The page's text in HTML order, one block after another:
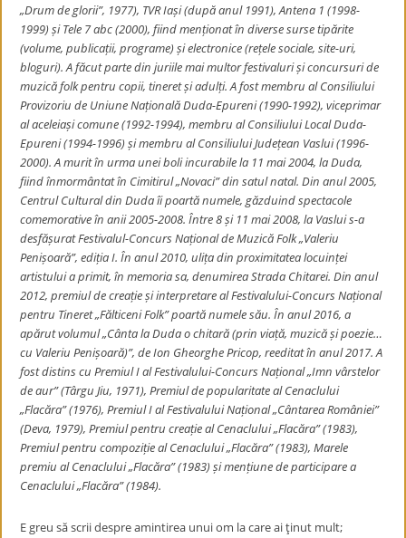
„Drum de glorii”, 1977), TVR Iași (după anul 1991), Antena 1 (1998-
1999) și Tele 7 abc (2000), fiind menționat în diverse surse tipărite
(volume, publicații, programe) și electronice (rețele sociale, site-uri,
bloguri). A făcut parte din juriile mai multor festivaluri și concursuri de
muzică folk pentru copii, tineret și adulți. A fost membru al Consiliului
Provizoriu de Uniune Națională Duda-Epureni (1990-1992), viceprimar
al aceleiași comune (1992-1994), membru al Consiliului Local Duda-
Epureni (1994-1996) și membru al Consiliului Județean Vaslui (1996-
2000). A murit în urma unei boli incurabile la 11 mai 2004, la Duda,
fiind înmormântat în Cimitirul „Novaci” din satul natal. Din anul 2005,
Centrul Cultural din Duda îi poartă numele, găzduind spectacole
comemorative în anii 2005-2008. Între 8 și 11 mai 2008, la Vaslui s-a
desfășurat Festivalul-Concurs Național de Muzică Folk „Valeriu
Penișoară”, ediția I. În anul 2010, ulița din proximitatea locuinței
artistului a primit, în memoria sa, denumirea Strada Chitarei. Din anul
2012, premiul de creație și interpretare al Festivalului-Concurs Național
pentru Tineret „Fălticeni Folk” poartă numele său. În anul 2016, a
apărut volumul „Cânta la Duda o chitară (prin viață, muzică și poezie…
cu Valeriu Penișoară)”, de Ion Gheorghe Pricop, reeditat în anul 2017. A
fost distins cu Premiul I al Festivalului-Concurs Național „Imn vârstelor
de aur” (Târgu Jiu, 1971), Premiul de popularitate al Cenaclului
„Flacăra” (1976), Premiul I al Festivalului Național „Cântarea României”
(Deva, 1979), Premiul pentru creație al Cenaclului „Flacăra” (1983),
Premiul pentru compoziție al Cenaclului „Flacăra” (1983), Marele
premiu al Cenaclului „Flacăra” (1983) și mențiune de participare a
Cenaclului „Flacăra” (1984).
E greu să scrii despre amintirea unui om la care ai ţinut mult;